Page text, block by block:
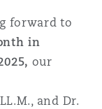
forward to
in
our
and Dr.